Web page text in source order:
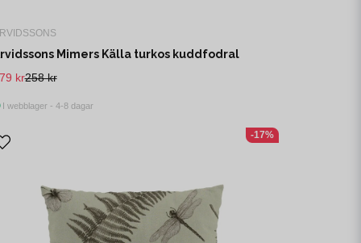
Mimers Källa turkos kuddfodral
258 kr
kr
I webblager - 4-8 dagar
-17%